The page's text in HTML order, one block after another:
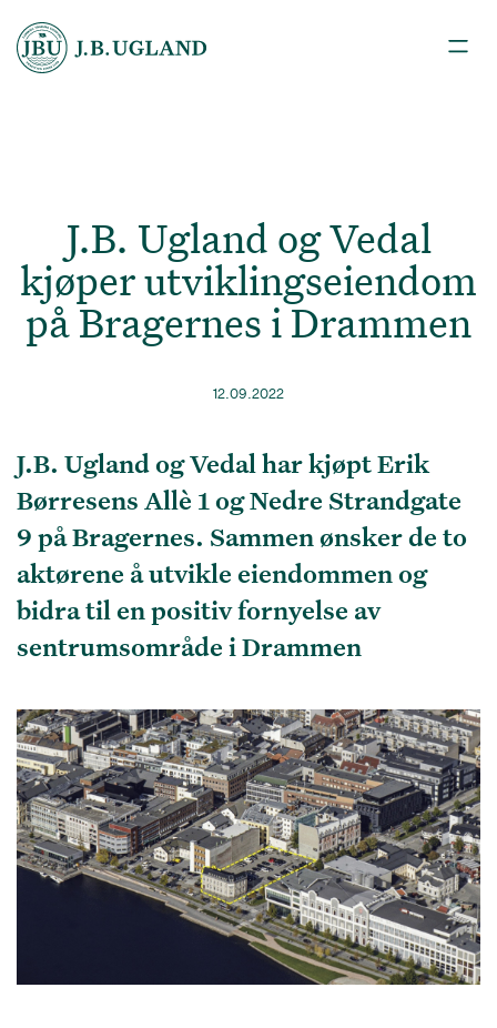
J.B. Ugland og Vedal
kjøper utviklingseiendom
på Bragernes i Drammen
12.09.2022
J.B. Ugland og Vedal har kjøpt Erik
Børresens Allè 1 og Nedre Strandgate
9 på Bragernes. Sammen ønsker de to
aktørene å utvikle eiendommen og
bidra til en positiv fornyelse av
sentrumsområde i Drammen